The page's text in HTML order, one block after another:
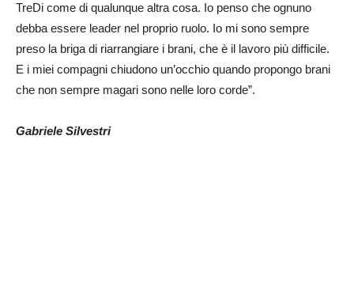
TreDi come di qualunque altra cosa. Io penso che ognuno
debba essere leader nel proprio ruolo. Io mi sono sempre
preso la briga di riarrangiare i brani, che è il lavoro più difficile.
E i miei compagni chiudono un’occhio quando propongo brani
che non sempre magari sono nelle loro corde”.
Gabriele Silvestri